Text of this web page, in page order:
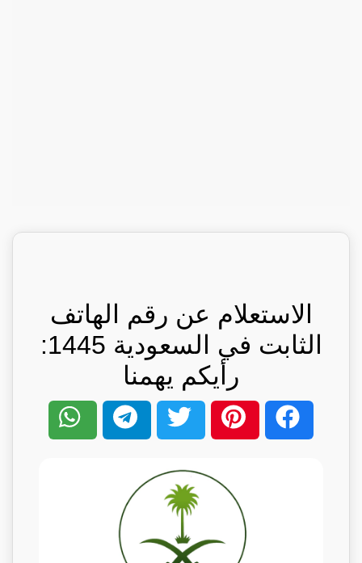
الاستعلام عن رقم الهاتف
الثابت في السعودية 1445:
رأيكم يهمنا